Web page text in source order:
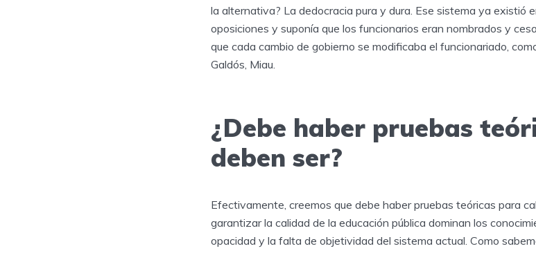
la alternativa? La dedocracia pura y dura. Ese sistema ya existió
oposiciones y suponía que los funcionarios eran nombrados y
que cada cambio de gobierno se modificaba el funcionariado,
Galdós, Miau.
¿Debe haber pruebas
deben ser?
Efectivamente, creemos que debe haber pruebas teóricas para
garantizar la calidad de la educación pública dominan los
opacidad y la falta de objetividad del sistema actual. Como